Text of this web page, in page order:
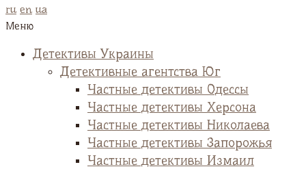
ru en ua
Меню
Детективы Украины
Детективные агентства Юг
Частные детективы Одессы
Частные детективы Херсона
Частные детективы Николаева
Частные детективы Запорожья
Частные детективы Измаил